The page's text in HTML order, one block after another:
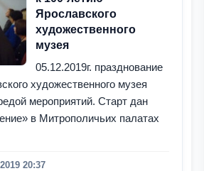
Ярославского
художественного
музея
05.12.2019г. празднование
художественного музея
мероприятий. Старт дан
в Митрополичьих палатах
20:37